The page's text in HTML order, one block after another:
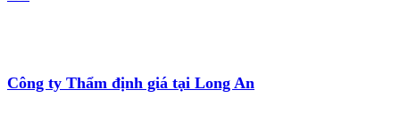
Công ty Thẩm định giá tại Long An